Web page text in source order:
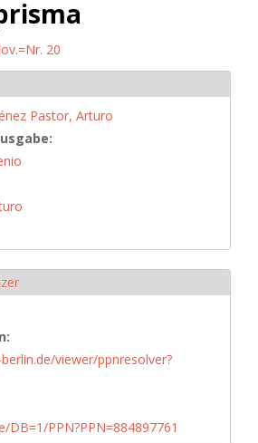
20
Pastor, Arturo
viewer/ppnresolver?
DB=1/PPN?PPN=884897761